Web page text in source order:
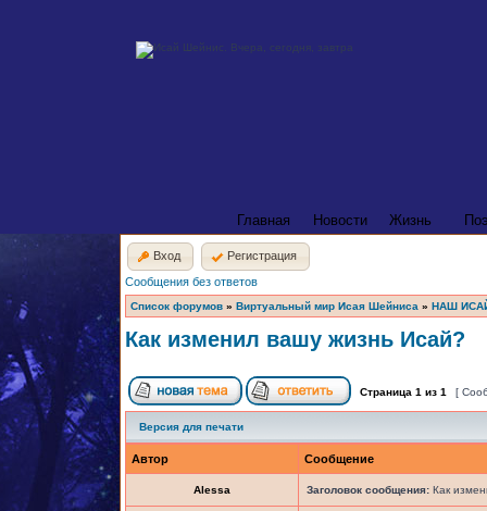
Главная Новости Жизнь
Вход
Регистрация
Сообщения без ответов
Список форумов » Виртуальный мир Исая Шейниса » НАШ
Как изменил вашу жизнь Исай?
Страница 1 из 1 [
Версия для печати
Автор Сообщение
Alessa Заголовок сообщения: Как